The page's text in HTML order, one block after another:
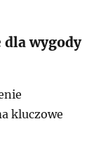
dla wygody
kluczowe